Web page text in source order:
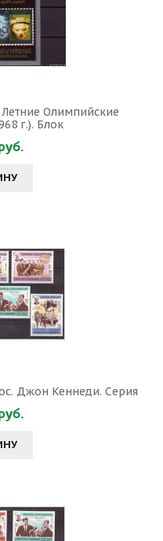
Олимпийские
г.). Блок
Джон Кеннеди. Серия